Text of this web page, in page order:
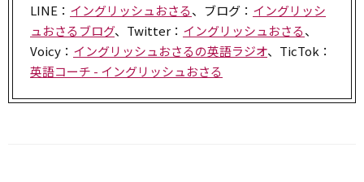
LINE： イングリッシュおさる、ブログ： イングリッシ
ュおさるブログ、Twitter： イングリッシュおさる、
Voicy： イングリッシュおさるの英語ラジオ、TicTok：
英語コーチ - イングリッシュおさる